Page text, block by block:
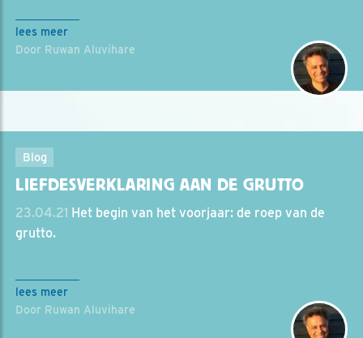
lees meer
Door Ruwan Aluvihare
Blog
LIEFDESVERKLARING AAN DE GRUTTO
23.04.21 Het begin van het voorjaar: de roep van de
grutto.
lees meer
Door Ruwan Aluvihare